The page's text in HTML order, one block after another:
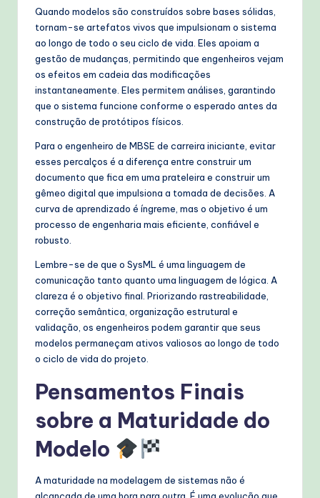
Quando modelos são construídos sobre bases sólidas,
tornam-se artefatos vivos que impulsionam o sistema
ao longo de todo o seu ciclo de vida. Eles apoiam a
gestão de mudanças, permitindo que engenheiros vejam
os efeitos em cadeia das modificações
instantaneamente. Eles permitem análises, garantindo
que o sistema funcione conforme o esperado antes da
construção de protótipos físicos.
Para o engenheiro de MBSE de carreira iniciante, evitar
esses percalços é a diferença entre construir um
documento que fica em uma prateleira e construir um
gêmeo digital que impulsiona a tomada de decisões. A
curva de aprendizado é íngreme, mas o objetivo é um
processo de engenharia mais eficiente, confiável e
robusto.
Lembre-se de que o SysML é uma linguagem de
comunicação tanto quanto uma linguagem de lógica. A
clareza é o objetivo final. Priorizando rastreabilidade,
correção semântica, organização estrutural e
validação, os engenheiros podem garantir que seus
modelos permaneçam ativos valiosos ao longo de todo
o ciclo de vida do projeto.
Pensamentos Finais
sobre a Maturidade do
Modelo
A maturidade na modelagem de sistemas não é
alcançada de uma hora para outra. É uma evolução que